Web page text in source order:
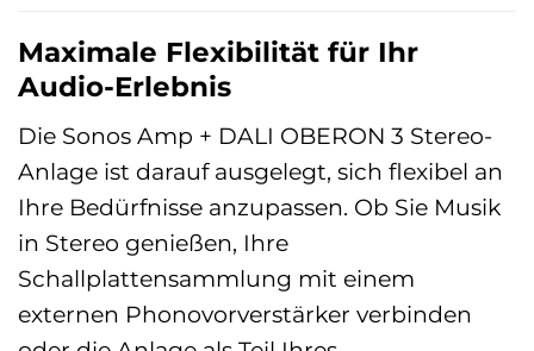
Maximale Flexibilität für Ihr
Audio-Erlebnis
Die Sonos Amp + DALI OBERON 3 Stereo-
Anlage ist darauf ausgelegt, sich flexibel an
Ihre Bedürfnisse anzupassen. Ob Sie Musik
in Stereo genießen, Ihre
Schallplattensammlung mit einem
externen Phonovorverstärker verbinden